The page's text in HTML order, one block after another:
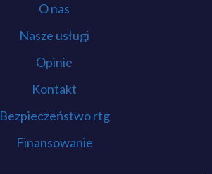
O nas
Nasze usługi
Opinie
Kontakt
Bezpieczeństwo rtg
Finansowanie